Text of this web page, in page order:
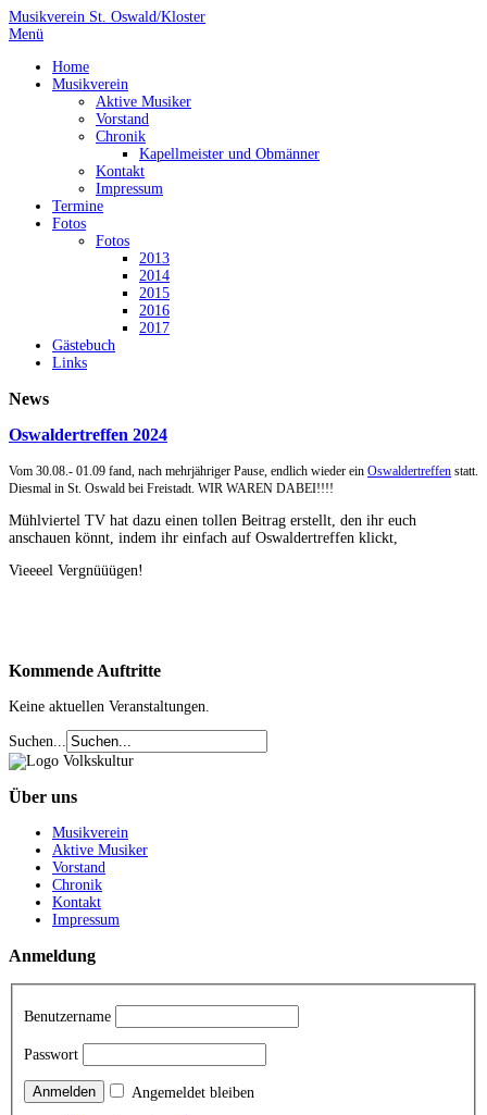
Musikverein St. Oswald/Kloster
Menü
Home
Musikverein
Aktive Musiker
Vorstand
Chronik
Kapellmeister und Obmänner
Kontakt
Impressum
Termine
Fotos
Fotos
2013
2014
2015
2016
2017
Gästebuch
Links
News
Oswaldertreffen 2024
Vom 30.08.- 01.09 fand, nach mehrjähriger Pause, endlich wieder ein Oswaldertreffen statt.
Diesmal in St. Oswald bei Freistadt. WIR WAREN DABEI!!!!
Mühlviertel TV hat dazu einen tollen Beitrag erstellt, den ihr euch
anschauen könnt, indem ihr einfach auf Oswaldertreffen klickt,
Vieeeel Vergnüüügen!
Kommende Auftritte
Keine aktuellen Veranstaltungen.
Suchen...
Über uns
Musikverein
Aktive Musiker
Vorstand
Chronik
Kontakt
Impressum
Anmeldung
Benutzername
Passwort
Angemeldet bleiben